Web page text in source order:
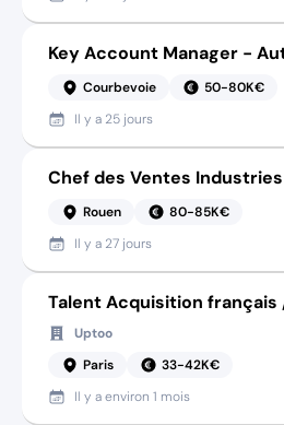
Key Account Manager -
Courbevoie
50-80K€
Il y a 25 jours
Chef des Ventes
Rouen
80-85K€
Il y a 27 jours
Talent Acquisition français
Uptoo
Paris
33-42K€
Il y aenviron 1 mois